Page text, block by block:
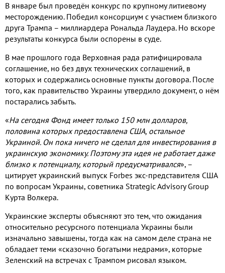
В январе был проведён конкурс по крупному литиевому
месторождению. Победил консорциум с участием близкого
друга Трампа – миллиардера Рональда Лаудера. Но вскоре
результаты конкурса были оспорены в суде.
В мае прошлого года Верховная рада ратифицировала
соглашение, но без двух технических соглашений, в
которых и содержались основные пункты договора. После
того, как правительство Украины утвердило документ, о нём
постарались забыть.
«На сегодня Фонд имеет только 150 млн долларов,
половина которых предоставлена США, остальное
Украиной. Он пока ничего не сделал для инвестирования в
украинскую экономику. Поэтому эта идея не работает даже
близко к потенциалу, который предусматривался», –
цитирует украинский выпуск Forbes экс-представителя США
по вопросам Украины, советника Strategic Advisory Group
Курта Волкера.
Украинские эксперты объясняют это тем, что ожидания
относительно ресурсного потенциала Украины были
изначально завышены, тогда как на самом деле страна не
обладает теми «сказочно богатыми недрами», которые
Зеленский на встречах с Трампом рисовал языком.